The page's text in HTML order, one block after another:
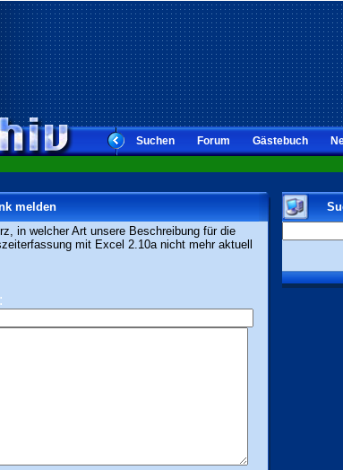
Suchen Forum Gästebuch
melden
in welcher Art unsere Beschreibung für die
mit Excel 2.10a nicht mehr aktuell